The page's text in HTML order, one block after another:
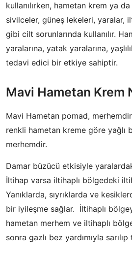
kullanılırken, hametan krem ya
sivilceler, güneş lekeleri, yaralar,
gibi cilt sorunlarında kullanılır.
yaralarına, yatak yaralarına,
tedavi edici bir etkiye sahiptir.
Mavi Hametan Krem
Mavi Hametan pomad,
renkli hametan kreme göre yağlı
merhemdir.
Damar büzücü etkisiyle
İltihap varsa iltihaplı bölgedeki
Yanıklarda, sıyrıklarda ve
bir iyileşme sağlar. İltihaplı
hametan merhem ve iltihaplı
sonra gazlı bez yardımıyla